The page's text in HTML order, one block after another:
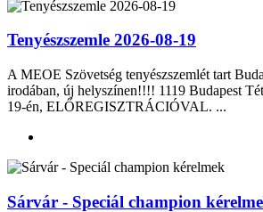
Tenyészszemle 2026-08-19
A MEOE Szövetség tenyészszemlét tart
irodában, új helyszínen!!!! 1119 Budapest
19-én, ELŐREGISZTRÁCIÓVAL. ...
Sárvár - Speciál champion